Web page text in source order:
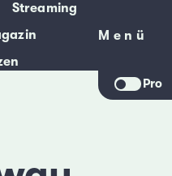
Streaming
Menü
Menü
Pro